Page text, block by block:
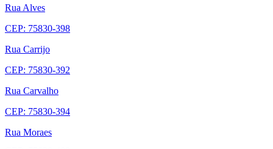
Rua Alves
CEP: 75830-398
Rua Carrijo
CEP: 75830-392
Rua Carvalho
CEP: 75830-394
Rua Moraes